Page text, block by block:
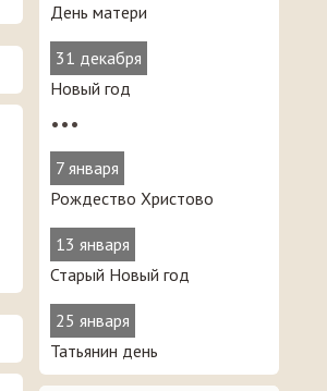
День матери
31 декабря
Новый год
•••
7 января
Рождество Христово
13 января
Старый Новый год
25 января
Татьянин день